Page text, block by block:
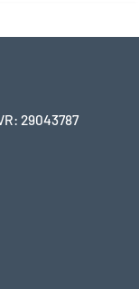
29043787